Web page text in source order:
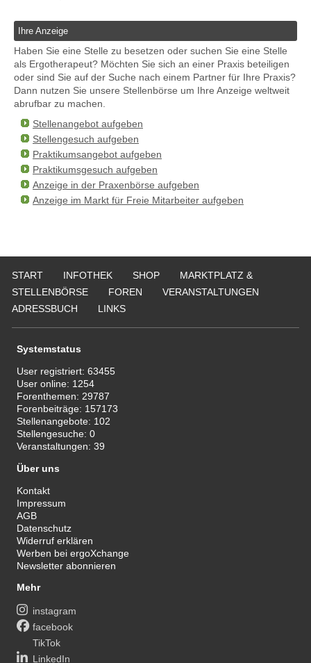
Ihre Anzeige
Haben Sie eine Stelle zu besetzen oder suchen Sie eine Stelle
als Ergotherapeut? Möchten Sie sich an einer Praxis beteiligen
oder sind Sie auf der Suche nach einem Partner für Ihre Praxis?
Dann nutzen Sie unsere Stellenbörse um Ihre Anzeige weltweit
abrufbar zu machen.
Stellenangebot aufgeben
Stellengesuch aufgeben
Praktikumsangebot aufgeben
Praktikumsgesuch aufgeben
Anzeige in der Praxenbörse aufgeben
Anzeige im Markt für Freie Mitarbeiter aufgeben
START INFOTHEK SHOP
MARKTPLATZ &
STELLENBÖRSE
FOREN
VERANSTALTUNGEN
ADRESSBUCH
LINKS
Systemstatus
User registriert:63455
User online: 1254
Forenthemen: 29787
Forenbeiträge: 157173
Stellenangebote: 102
Stellengesuche:0
Veranstaltungen:39
Über uns
Kontakt
Impressum
AGB
Datenschutz
Widerruf erklären
Werben bei ergoXchange
Newsletter abonnieren
Mehr
instagram
facebook
TikTok
LinkedIn